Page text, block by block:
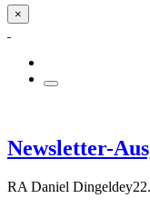
×
Newsletter-
RA Daniel Dingeldey